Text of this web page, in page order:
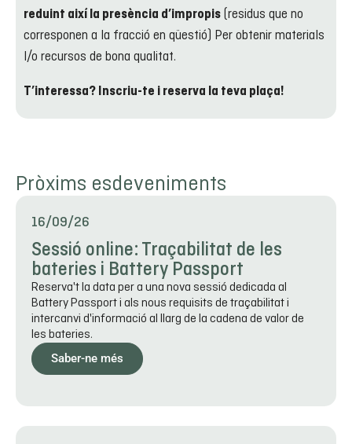
reduint així la presència d’impropis (residus que no
corresponen a la fracció en qüestió) Per obtenir materials
I/o recursos de bona qualitat.
T’interessa? Inscriu-te i reserva la teva plaça!
Pròxims esdeveniments
16/09/26
Sessió online: Traçabilitat de les
bateries i Battery Passport
Reserva't la data per a una nova sessió dedicada al
Battery Passport i als nous requisits de traçabilitat i
intercanvi d'informació al llarg de la cadena de valor de
les bateries.
Saber-ne més